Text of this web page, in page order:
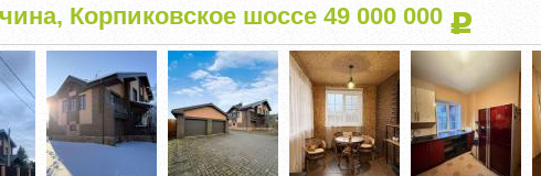
Корпиковское шоссе 49 000 000 Р